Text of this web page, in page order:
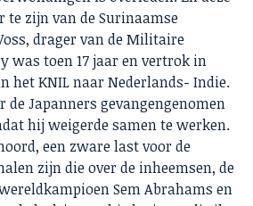
te zijn van de Surinaamse
drager van de Militaire
was toen 17 jaar en vertrok in
het KNIL naar Nederlands- Indie.
de Japanners gevangengenomen
hij weigerde samen te werken.
een zware last voor de
zijn die over de inheemsen, de
Sem Abrahams en